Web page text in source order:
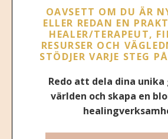
OAVSETT OM DU ÄR
ELLER REDAN EN
HEALER/TERAPEUT,
RESURSER OCH
STÖDJER VARJE STEG
Redo att dela dina unika
världen och skapa en